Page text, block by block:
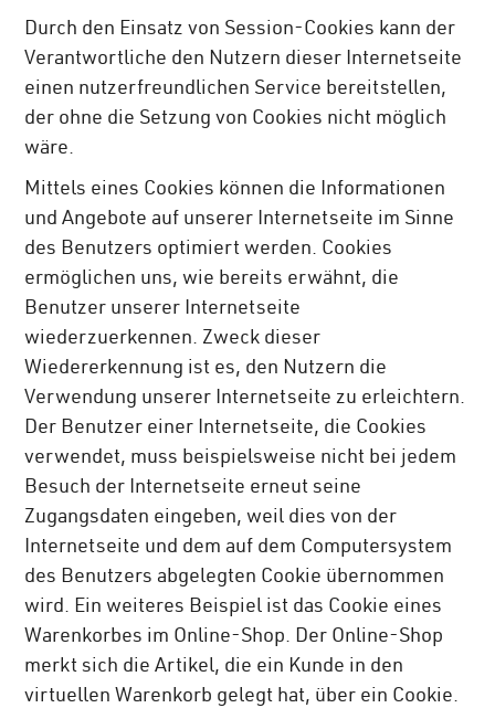
Durch den Einsatz von Session-Cookies kann der
Verantwortliche den Nutzern dieser Internetseite
einen nutzerfreundlichen Service bereitstellen,
der ohne die Setzung von Cookies nicht möglich
wäre.
Mittels eines Cookies können die Informationen
und Angebote auf unserer Internetseite im Sinne
des Benutzers optimiert werden. Cookies
ermöglichen uns, wie bereits erwähnt, die
Benutzer unserer Internetseite
wiederzuerkennen. Zweck dieser
Wiedererkennung ist es, den Nutzern die
Verwendung unserer Internetseite zu erleichtern.
Der Benutzer einer Internetseite, die Cookies
verwendet, muss beispielsweise nicht bei jedem
Besuch der Internetseite erneut seine
Zugangsdaten eingeben, weil dies von der
Internetseite und dem auf dem Computersystem
des Benutzers abgelegten Cookie übernommen
wird. Ein weiteres Beispiel ist das Cookie eines
Warenkorbes im Online-Shop. Der Online-Shop
merkt sich die Artikel, die ein Kunde in den
virtuellen Warenkorb gelegt hat, über ein Cookie.